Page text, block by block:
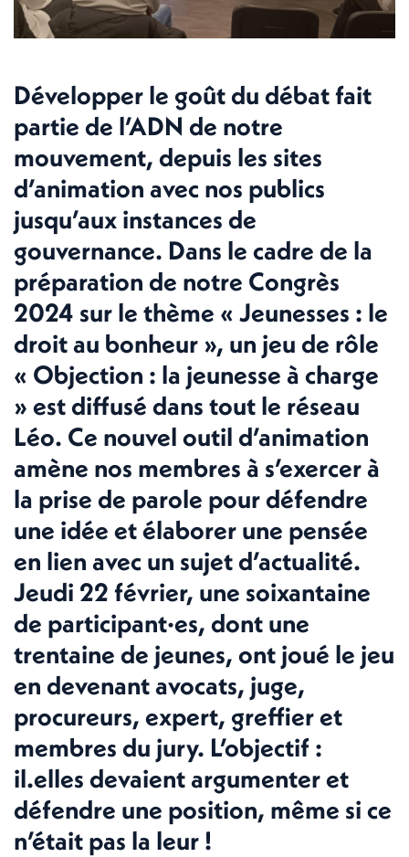
Développer le goût du débat fait
partie de l’ADN de notre
mouvement, depuis les sites
d’animation avec nos publics
jusqu’aux instances de
gouvernance. Dans le cadre de la
préparation de notre Congrès
2024 sur le thème « Jeunesses : le
droit au bonheur », un jeu de rôle
« Objection : la jeunesse à charge
» est diffusé dans tout le réseau
Léo. Ce nouvel outil d’animation
amène nos membres à s’exercer à
la prise de parole pour défendre
une idée et élaborer une pensée
en lien avec un sujet d’actualité.
Jeudi 22 février, une soixantaine
de participant·es, dont une
trentaine de jeunes, ont joué le jeu
en devenant avocats, juge,
procureurs, expert, greffier et
membres du jury. L’objectif :
il.elles devaient argumenter et
défendre une position, même si ce
n’était pas la leur !